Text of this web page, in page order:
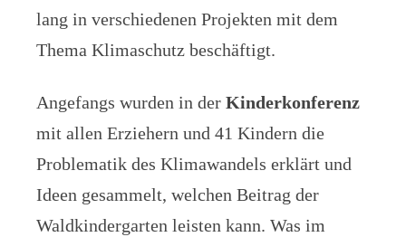
lang in verschiedenen Projekten mit dem
Thema Klimaschutz beschäftigt.
Angefangs wurden in der Kinderkonferenz
mit allen Erziehern und 41 Kindern die
Problematik des Klimawandels erklärt und
Ideen gesammelt, welchen Beitrag der
Waldkindergarten leisten kann. Was im